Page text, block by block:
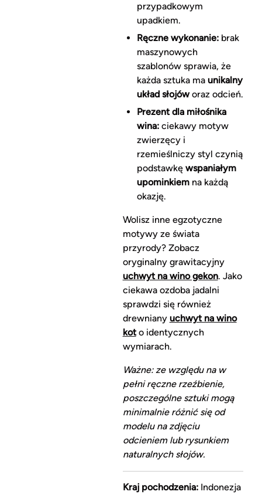
przypadkowym
upadkiem.
Ręczne wykonanie:brak
maszynowych
szablonów sprawia, że
każda sztuka ma unikalny
układ słojóworaz odcień.
Prezent dla miłośnika
wina:ciekawy motyw
zwierzęcy i
rzemieślniczy styl czynią
podstawkę wspaniałym
upominkiemna każdą
okazję.
Wolisz inne egzotyczne
motywy ze świata
przyrody? Zobacz
oryginalny grawitacyjny
uchwyt na wino gekon. Jako
ciekawa ozdoba jadalni
sprawdzi się również
drewniany uchwyt na wino
koto identycznych
wymiarach.
Ważne: ze względu na w
pełni ręczne rzeźbienie,
poszczególne sztuki mogą
minimalnie różnić się od
modelu na zdjęciu
odcieniem lub rysunkiem
naturalnych słojów.
Kraj pochodzenia:Indonezja